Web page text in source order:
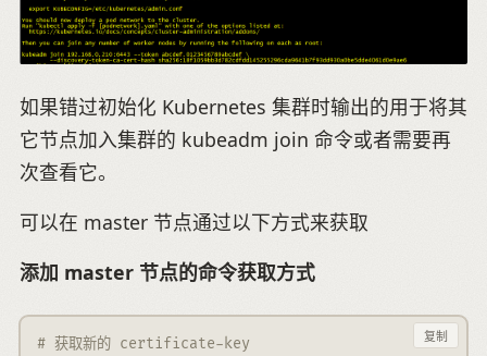
如果错过初始化 Kubernetes 集群时输出的用于将其
它节点加入集群的 kubeadm join 命令或者需要再
次查看它。
可以在 master 节点通过以下方式来获取
添加 master 节点的命令获取方式
# 获取新的 certificate-key
复制